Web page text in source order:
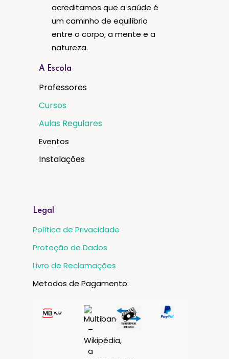
acreditamos que a saúde é
um caminho de equilíbrio
entre o corpo, a mente e a
natureza.
A Escola
Professores
Cursos
Aulas Regulares
Eventos
Instalações
Legal
Política de Privacidade
Proteção de Dados
Livro de Reclamações
Metodos de Pagamento: